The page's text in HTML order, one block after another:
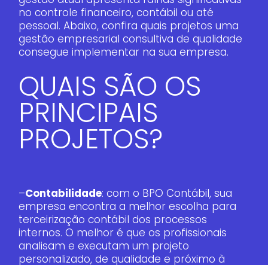
no controle financeiro, contábil ou até
pessoal. Abaixo, confira quais projetos uma
gestão empresarial consultiva de qualidade
consegue implementar na sua empresa.
QUAIS SÃO OS
PRINCIPAIS
PROJETOS?
–Contabilidade: com o BPO Contábil, sua
empresa encontra a melhor escolha para
terceirização contábil dos processos
internos. O melhor é que os profissionais
analisam e executam um projeto
personalizado, de qualidade e próximo à